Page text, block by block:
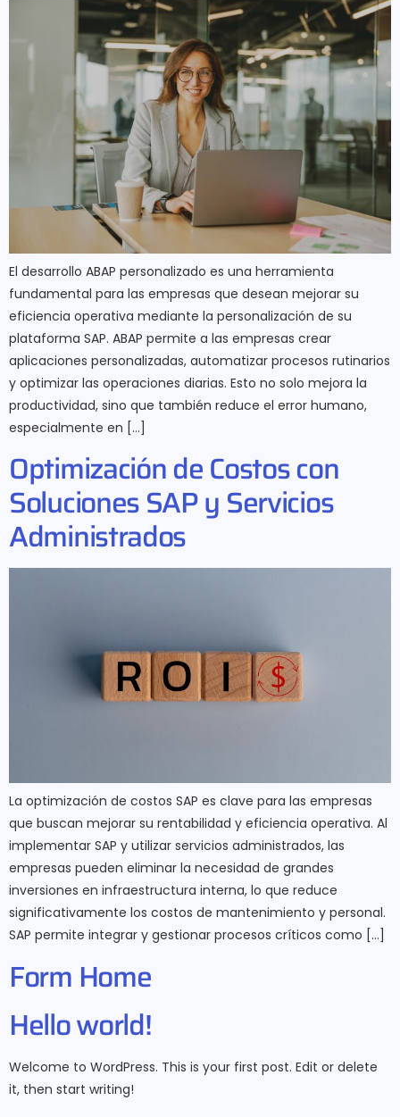
El desarrollo ABAP personalizado es una herramienta
fundamental para las empresas que desean mejorar su
eficiencia operativa mediante la personalización de su
plataforma SAP. ABAP permite a las empresas crear
aplicaciones personalizadas, automatizar procesos rutinarios
y optimizar las operaciones diarias. Esto no solo mejora la
productividad, sino que también reduce el error humano,
especialmente en […]
Optimización de Costos con
Soluciones SAP y Servicios
Administrados
La optimización de costos SAP es clave para las empresas
que buscan mejorar su rentabilidad y eficiencia operativa. Al
implementar SAP y utilizar servicios administrados, las
empresas pueden eliminar la necesidad de grandes
inversiones en infraestructura interna, lo que reduce
significativamente los costos de mantenimiento y personal.
SAP permite integrar y gestionar procesos críticos como […]
Form Home
Hello world!
Welcome to WordPress. This is your first post. Edit or delete
it, then start writing!